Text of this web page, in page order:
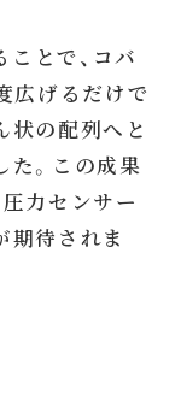
とで、コバ
広げるだけで
状の配列へと
。この成果
力センサー
期待されま